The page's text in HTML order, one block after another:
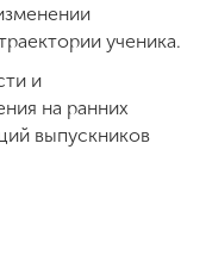
ученика.
и
на ранних
выпускников